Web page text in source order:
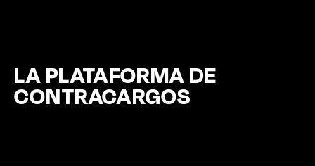
LA PLATAFORMA DE
CONTRACARGOS